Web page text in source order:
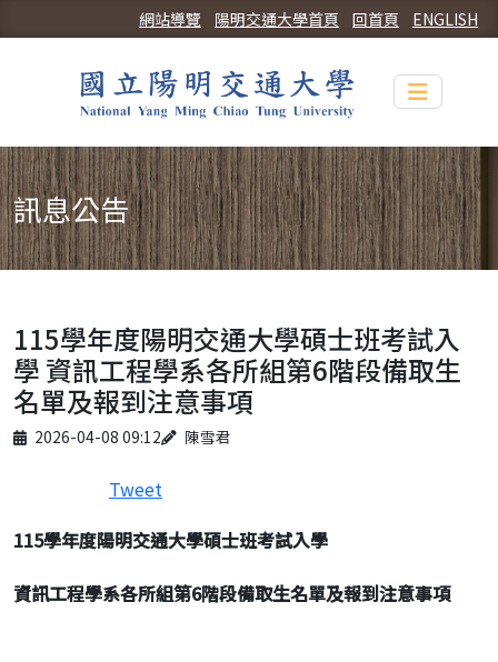
ENGLISH
回首頁
陽明交通大學首頁
網站導覽
Toggle
訊息公告
115學年度陽明交通大學碩士班考試入
學 資訊工程學系各所組第6階段備取生
名單及報到注意事項
Published on
2026-04-08 09:12
Author 陳雪君
Tweet
115學年度陽明交通大學碩士班考試入學
資訊工程學系各所組第6階段備取生名單及報到注意事項